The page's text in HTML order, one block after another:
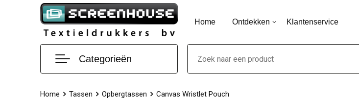
Home Ontdekken Klantenservice
Categorieën
Home Tassen Opbergtassen Canvas Wristlet Pouch